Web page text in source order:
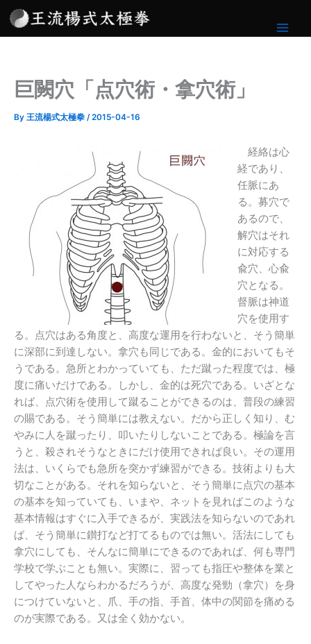
を
巨闕穴「点穴術・拿穴術」
By 王流楊式太極拳 /2015-04-16
経絡は心
経であり、
任脈にあ
る。募穴で
あるので、
解穴はそれ
に対応する
兪穴、心兪
穴となる。
督脈は神道
穴を使用す
る。点穴はある角度と、高度な運用を行わないと、そう簡単
に深部に到達しない。拿穴も同じである。金的においてもそ
うである。急所とわかっていても、ただ蹴った程度では、極
度に痛いだけである。しかし、金的は死穴である。いざとな
れば、点穴術を使用して蹴ることができるのは、普段の練習
の賜である。そう簡単には教えない。だから正しく知り、む
やみに人を蹴ったり、叩いたりしないことである。極論を言
うと、殺されそうなときにだけ使用できれば良い。その運用
法は、いくらでも急所を突かず練習ができる。技術よりも大
切なことがある。それを知らないと、そう簡単に点穴の基本
の基本を知っていても、いまや、ネットを見ればこのような
基本情報はすぐに入手できるが、実践法を知らないのであれ
ば、そう簡単に鑚打など打てるものでは無い。活法にしても
拿穴にしても、そんなに簡単にできるのであれば、何も専門
学校で学ぶことも無い。実際に、習っても指圧や整体を業と
してやった人ならわかるだろうが、高度な発勁（拿穴）を身
につけていないと、爪、手の指、手首、体中の関節を痛める
のが実際である。又は全く効かない。